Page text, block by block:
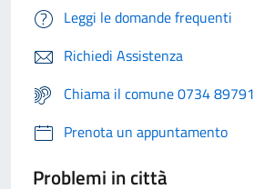
Leggi le domande frequenti
Richiedi Assistenza
Chiama il comune 0734 89791
Prenota un appuntamento
Problemi in città